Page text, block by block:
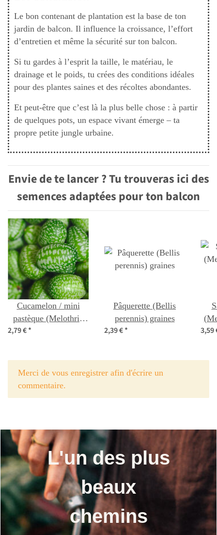
Le bon contenant de plantation est la base de ton
jardin de balcon. Il influence la croissance, l’effort
d’entretien et même la sécurité sur ton balcon.
Si tu gardes à l’esprit la taille, le matériau, le
drainage et le poids, tu crées des conditions idéales
pour des plantes saines et des récoltes abondantes.
Et peut-être que c’est là la plus belle chose : à partir
de quelques pots, un espace vivant émerge – ta
propre petite jungle urbaine.
Envie de te lancer ? Tu trouveras ici des
semences adaptées pour ton balcon
Cucamelon / mini
pastèque (Melothria
scabra) graines
2,79 €*
Pâquerette (Bellis
perennis) graines
2,39 €* 3,59
x
Merci de vous enregistrer afin d'écrire un
commentaire.
L'un des plus
beaux
chemins